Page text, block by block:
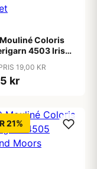
Coloris
4503 Iris
19,00 KR
kr
21%